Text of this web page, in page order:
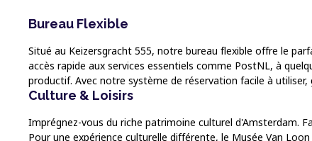
Bureau Flexible
Situé au Keizersgracht 555, notre bureau flexible offre le
accès rapide aux services essentiels comme PostNL, à
productif. Avec notre système de réservation facile à
Culture & Loisirs
Imprégnez-vous du riche patrimoine culturel d'Amsterdam.
Pour une expérience culturelle différente, le Musée Van